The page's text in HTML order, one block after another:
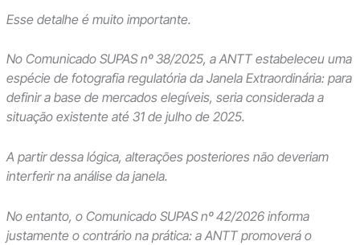
Esse detalhe é muito importante.
No Comunicado SUPAS nº 38/2025, a ANTT estabeleceu uma
espécie de fotografia regulatória da Janela Extraordinária: para
definir a base de mercados elegíveis, seria considerada a
situação existente até 31 de julho de 2025.
A partir dessa lógica, alterações posteriores não deveriam
interferir na análise da janela.
No entanto, o Comunicado SUPAS nº 42/2026 informa
justamente o contrário na prática: a ANTT promoverá o